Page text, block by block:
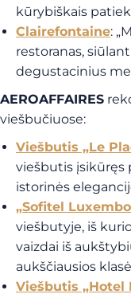
kūrybiškais
Clairefontaine:
restoranas,
degustacinius
AEROAFFAIRES
viešbučiuose:
Viešbutis „Le
viešbutis įsikūręs
istorinės
„Sofitel
viešbutyje, iš
vaizdai iš
aukščiausios
Viešbutis „Hotel